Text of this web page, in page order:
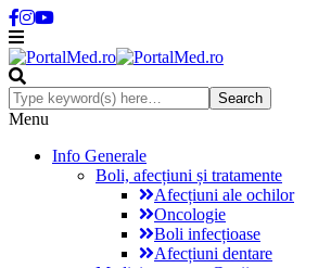
Menu
Info Generale
Boli, afecțiuni și tratamente
Afecțiuni ale ochilor
Oncologie
Boli infecțioase
Afecțiuni dentare